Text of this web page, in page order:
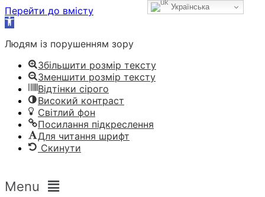
Перейти до вмісту
Відкрити
інструментів
Людям із порушенням зору
Збільшити розмір тексту
Зменшити розмір тексту
Відтінки сірого
Високий контраст
Світлий фон
Посилання підкреслення
Для читання шрифт
Скинути
Menu
Українська